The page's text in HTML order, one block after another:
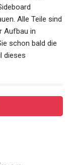
Alle Teile sind
Aufbau in
schon bald die
dieses